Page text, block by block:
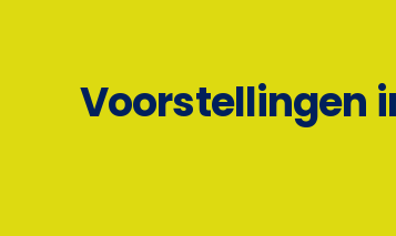
Voorstellingen